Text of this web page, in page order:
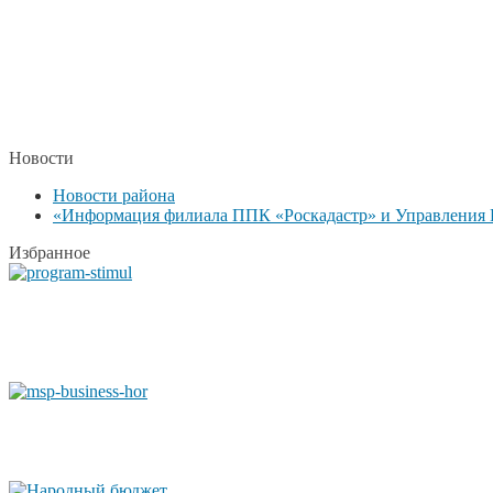
Новости
Новости района
«Информация филиала ППК «Роскадастр» и Управления
Избранное